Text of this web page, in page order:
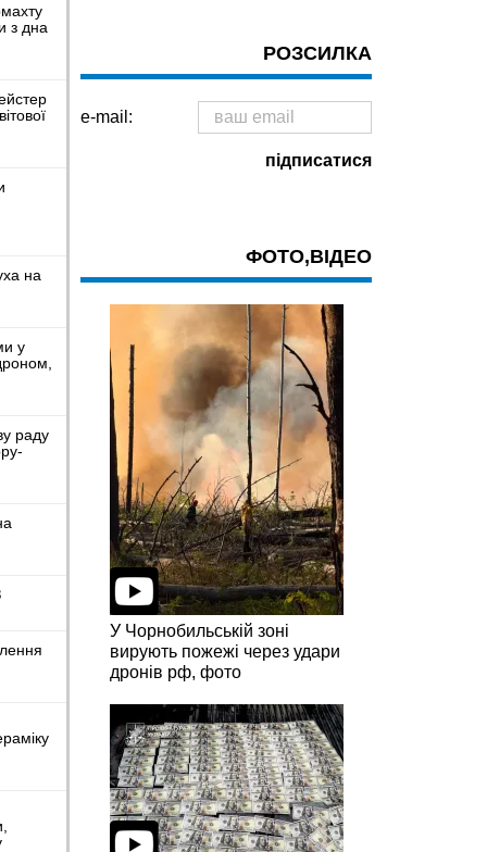
з дна
на
у
раду
РОЗСИЛКА
e-mail:
ФОТО,ВІДЕО
У Чорнобильській зоні
вирують пожежі через удари
дронів рф, фото